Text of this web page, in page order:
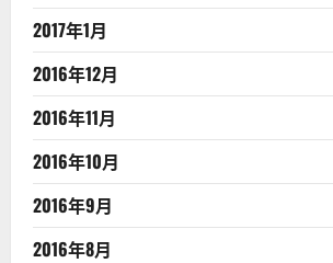
2017年1月
2016年12月
2016年11月
2016年10月
2016年9月
2016年8月